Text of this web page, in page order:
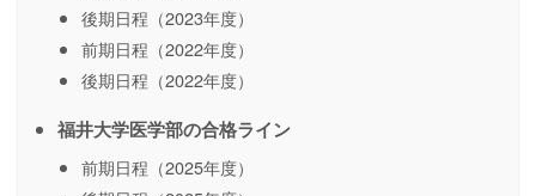
後期日程（2023年度）
前期日程（2022年度）
後期日程（2022年度）
福井大学医学部の合格ライン
前期日程（2025年度）